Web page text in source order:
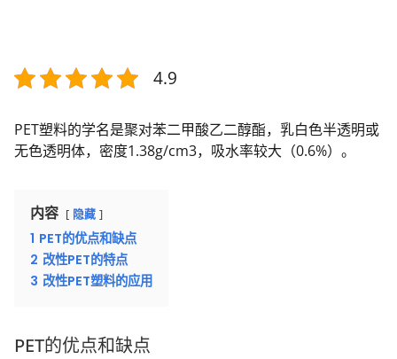
4.9
PET塑料的学名是聚对苯二甲酸乙二醇酯，乳白色半透明或
无色透明体，密度1.38g/cm3，吸水率较大（0.6%）。
内容 隐藏
1 PET的优点和缺点
2 改性PET的特点
3 改性PET塑料的应用
PET的优点和缺点